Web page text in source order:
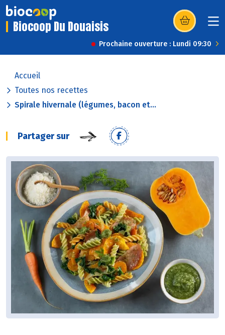
Biocoop Du Douaisis (s’ouvre dans
Prochaine ouverture : Lundi 09:30
Accueil
Toutes nos recettes
Spirale hivernale (légumes, bacon et...
Partager sur